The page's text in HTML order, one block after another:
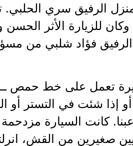
الرفيق سري الحلبي.
للزيارة الأثر
الرفيق فؤاد شلبي من
تعمل على خط حمص
أو إذا شئت في التستر
كانت السيارة مزدحمة
صغيرين من القش،